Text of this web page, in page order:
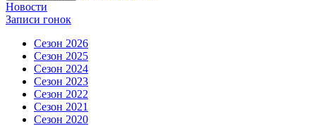
Новости
Записи гонок
Сезон 2026
Сезон 2025
Сезон 2024
Сезон 2023
Сезон 2022
Сезон 2021
Сезон 2020